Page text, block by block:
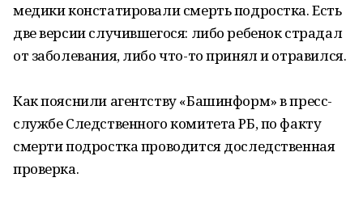
медики констатировали смерть подростка. Есть
две версии случившегося: либо ребенок страдал
от заболевания, либо что-то принял и отравился.
Как пояснили агентству «Башинформ» в пресс-
службе Следственного комитета РБ, по факту
смерти подростка проводится доследственная
проверка.